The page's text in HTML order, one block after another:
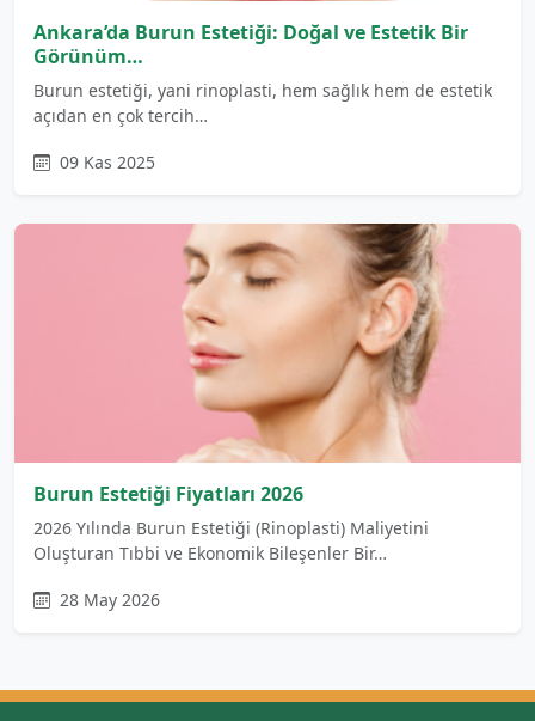
Ankara’da Burun Estetiği: Doğal ve Estetik Bir
Görünüm…
Burun estetiği, yani rinoplasti, hem sağlık hem de estetik
açıdan en çok tercih…
09 Kas 2025
Burun Estetiği Fiyatları 2026
2026 Yılında Burun Estetiği (Rinoplasti) Maliyetini
Oluşturan Tıbbi ve Ekonomik Bileşenler Bir…
28 May 2026